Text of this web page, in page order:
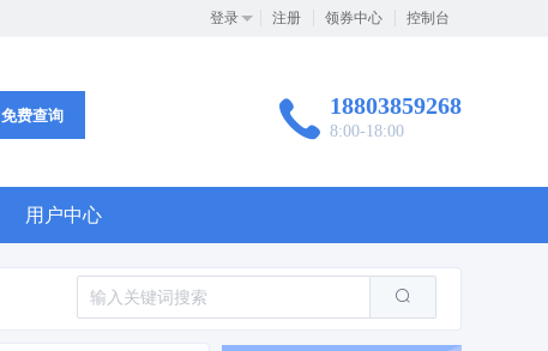
登录 注册 领券中心 控制台
免费查询 18803859268
8:00-18:00
用户中心